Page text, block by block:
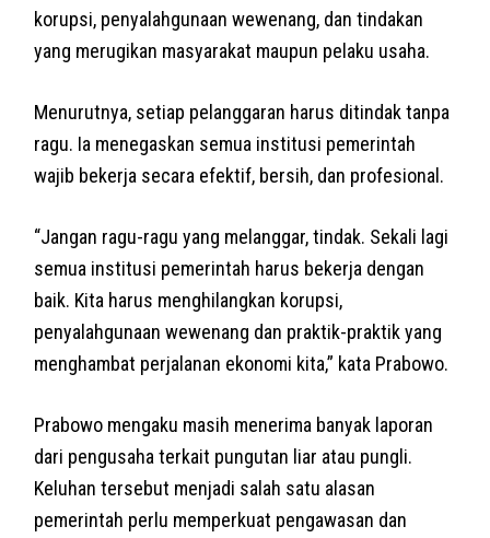
korupsi, penyalahgunaan wewenang, dan tindakan
yang merugikan masyarakat maupun pelaku usaha.
Menurutnya, setiap pelanggaran harus ditindak tanpa
ragu. Ia menegaskan semua institusi pemerintah
wajib bekerja secara efektif, bersih, dan profesional.
“Jangan ragu-ragu yang melanggar, tindak. Sekali lagi
semua institusi pemerintah harus bekerja dengan
baik. Kita harus menghilangkan korupsi,
penyalahgunaan wewenang dan praktik-praktik yang
menghambat perjalanan ekonomi kita,” kata Prabowo.
Prabowo mengaku masih menerima banyak laporan
dari pengusaha terkait pungutan liar atau pungli.
Keluhan tersebut menjadi salah satu alasan
pemerintah perlu memperkuat pengawasan dan